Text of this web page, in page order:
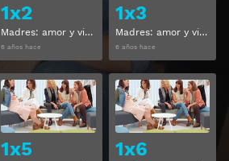
1x2
Madres: amor y vida Temporada 1 Capitulo 2
6 años hace
1x3
Madres: amor y vida Temporada 1 Capitulo 3
6 años hace
Ver
1x5
Ver
1x6